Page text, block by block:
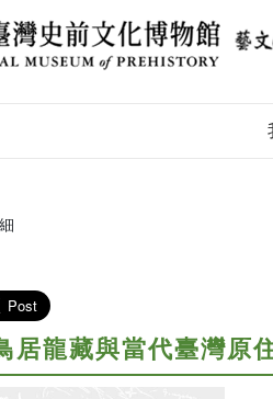
居龍藏與當代臺灣原